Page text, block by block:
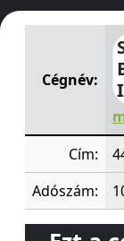
SZENDREI
Cégnév:
Cím:
Adószám: